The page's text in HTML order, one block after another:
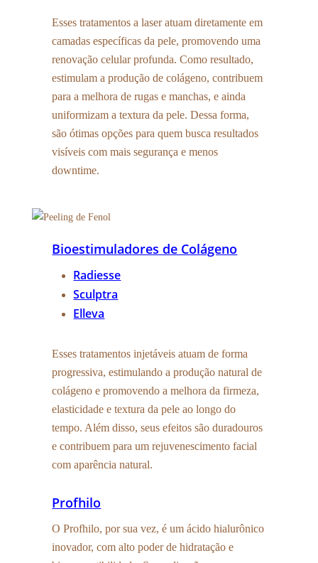
Esses tratamentos a laser atuam diretamente em
camadas específicas da pele, promovendo uma
renovação celular profunda. Como resultado,
estimulam a produção de colágeno, contribuem
para a melhora de rugas e manchas, e ainda
uniformizam a textura da pele. Dessa forma,
são ótimas opções para quem busca resultados
visíveis com mais segurança e menos
downtime.
Bioestimuladores de Colágeno
Radiesse
Sculptra
Elleva
Esses tratamentos injetáveis atuam de forma
progressiva, estimulando a produção natural de
colágeno e promovendo a melhora da firmeza,
elasticidade e textura da pele ao longo do
tempo. Além disso, seus efeitos são duradouros
e contribuem para um rejuvenescimento facial
com aparência natural.
Profhilo
O Profhilo, por sua vez, é um ácido hialurônico
inovador, com alto poder de hidratação e